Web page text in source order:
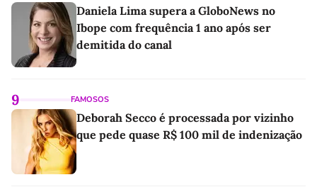
Daniela Lima supera a GloboNews no
Ibope com frequência 1 ano após ser
demitida do canal
9 FAMOSOS
Deborah Secco é processada por vizinho
que pede quase R$ 100 mil de indenização